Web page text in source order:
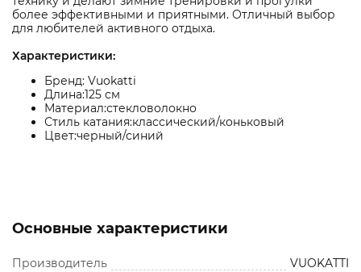
более эффективными и приятными. Отличный выбор
для любителей активного отдыха.
Характеристики:
Бренд: Vuokatti
Длина:125 см
Материал:стекловолокно
Стиль катания:классический/коньковый
Цвет:черный/синий
Основные характеристики
Производитель
VUOKATTI